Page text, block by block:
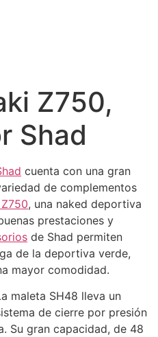
Z750,
Shad
cuenta con una gran
de complementos
, una naked deportiva
prestaciones y
de Shad permiten
de la deportiva verde,
mayor comodidad.
maleta SH48 lleva un
de cierre por presión
Su gran capacidad, de 48